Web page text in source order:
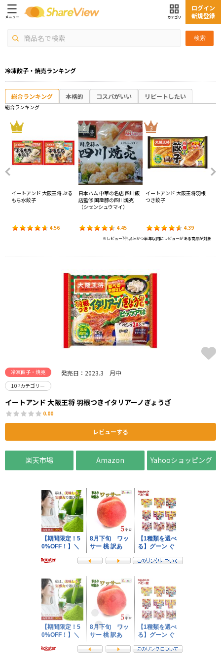
検索
ログイン
新規登録
冷凍餃子・焼売ランキング
総合ランキング 本格的 コスパがいい リピートしたい
総合ランキング
1
イートアンド 大阪王将 ぷる
もち水餃子
4.56
2
日本ハム 中華の名店 四川飯
店監修 国産豚の四川焼売
（シセンシュウマイ）
4.45
3
イートアンド 大阪王将羽根
つき餃子
4.39
※レビュー7件以上かつ半年以内にレビューがある商品が対象
冷凍餃子・焼売 発売日：2023.3 月中
10Pカテゴリー
イートアンド 大阪王将 羽根つきイタリアーノぎょうざ
0.00
レビューする
楽天市場 Amazon Yahooショッピング